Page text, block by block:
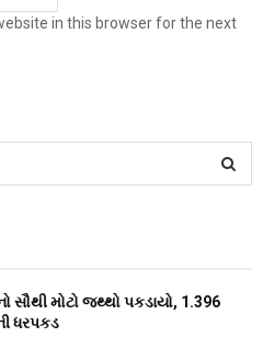
in this browser for the next
સૌથી મોટો જથ્થો પકડાયો, 1.396
ધરપકડ